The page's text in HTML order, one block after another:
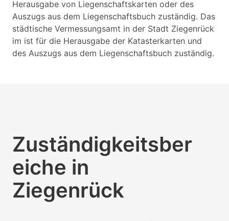
Herausgabe von Liegenschaftskarten oder des
Auszugs aus dem Liegenschaftsbuch zuständig. Das
städtische Vermessungsamt in der Stadt Ziegenrück
im ist für die Herausgabe der Katasterkarten und
des Auszugs aus dem Liegenschaftsbuch zuständig.
Zuständigkeitsber
eiche in
Ziegenrück